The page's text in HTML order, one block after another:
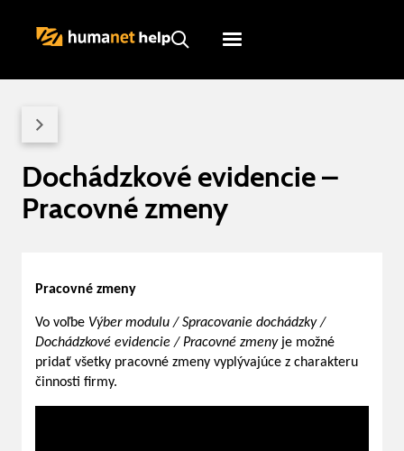
Humanet
Dochádzkové evidencie –
Pracovné zmeny
Pracovné zmeny
Vo voľbe Výber modulu / Spracovanie dochádzky /
Dochádzkové evidencie / Pracovné zmenyje možné
pridať všetky pracovné zmeny vyplývajúce z charakteru
činnosti firmy.